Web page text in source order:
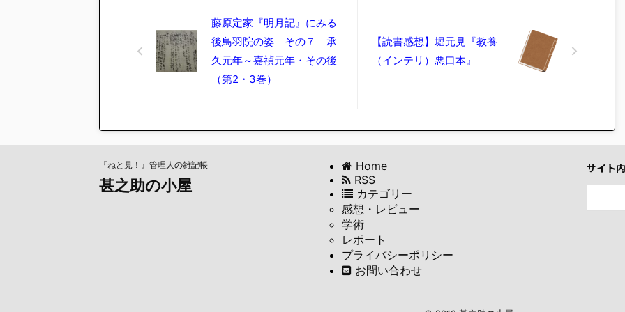
藤原定家『明月記』にみる
後鳥羽院の姿 その７ 承
久元年～嘉禎元年・その後
（第2・3巻）
【読書感想】堀元見『教養
（インテリ）悪口本』
Home
RSS
カテゴリー
感想・レビュー
学術
レポート
プライバシーポリシー
お問い合わせ
サイト
『ねと見！』管理人の雑記帳
甚之助の小屋